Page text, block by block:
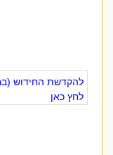
להקדשת החידוש
לחץ כאן